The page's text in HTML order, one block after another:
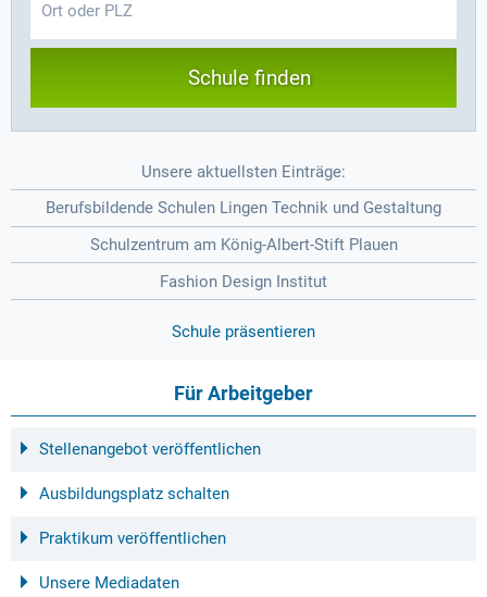
Schule finden
Unsere aktuellsten Einträge:
Berufsbildende Schulen Lingen Technik und Gestaltung
Schulzentrum am König-Albert-Stift Plauen
Fashion Design Institut
Schule präsentieren
Für Arbeitgeber
Stellenangebot veröffentlichen
Ausbildungsplatz schalten
Praktikum veröffentlichen
Unsere Mediadaten